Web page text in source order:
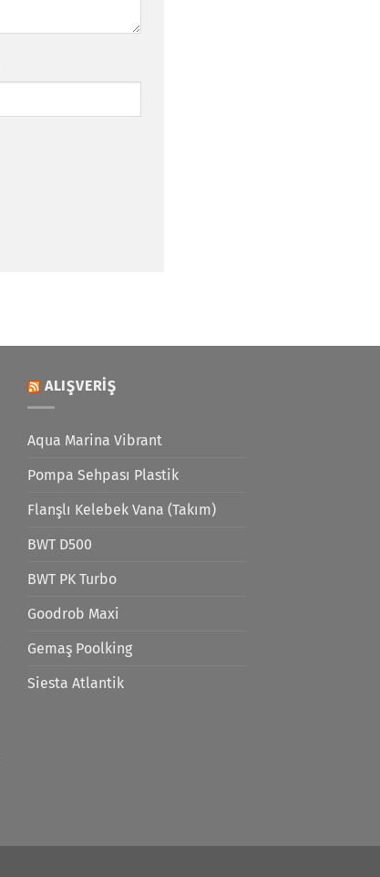
ALIŞVERIŞ
Aqua Marina Vibrant
Pompa Sehpası Plastik
Flanşlı Kelebek Vana (Takım)
BWT D500
BWT PK Turbo
Goodrob Maxi
Gemaş Poolking
Siesta Atlantik